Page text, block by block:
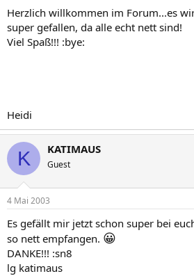
Herzlich willkommen im Forum...es
super gefallen, da alle echt nett sind!
Viel Spaß!!! :bye:
Heidi
K KATIMAUS
Guest
4 Mai 2003
Es gefällt mir jetzt schon super bei
so nett empfangen. 😀
DANKE!!! :sn8
lg katimaus